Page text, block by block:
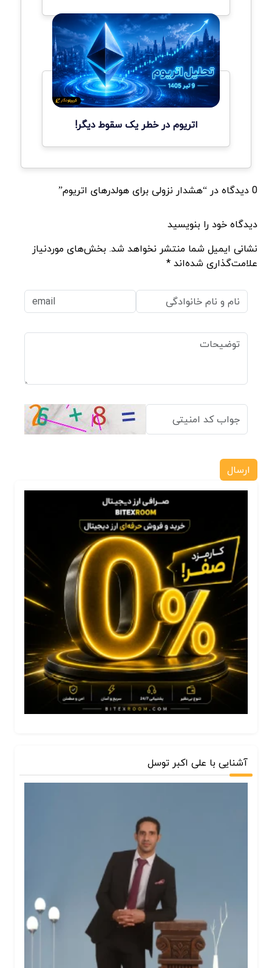
اتریوم در خطر یک سقوط دیگر!
0 دیدگاه در “هشدار نزولی برای هولدرهای اتریوم”
دیدگاه خود را بنویسید
نشانی ایمیل شما منتشر نخواهد شد. بخش‌های موردنیاز
علامت‌گذاری شده‌اند *
ارسال
آشنایی با علی اکبر توسل